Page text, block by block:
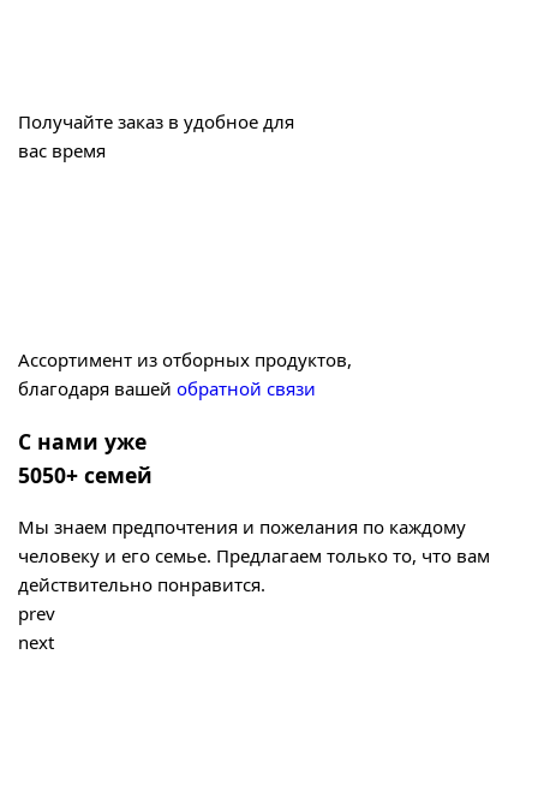
Получайте заказ в удобное для
вас время
Ассортимент из отборных продуктов,
благодаря вашей обратной связи
С нами уже
5050+ семей
Мы знаем предпочтения и пожелания по каждому
человеку и его семье. Предлагаем только то, что вам
действительно понравится.
prev
next